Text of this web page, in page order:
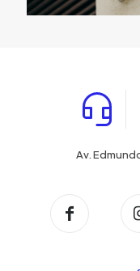
Av.